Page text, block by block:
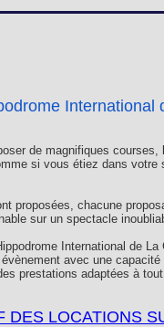
International
de magnifiques
si vous étiez dans
proposées, chacune
sur un spectacle
International de
avec une
prestations adaptées à
DES LOCATIONS